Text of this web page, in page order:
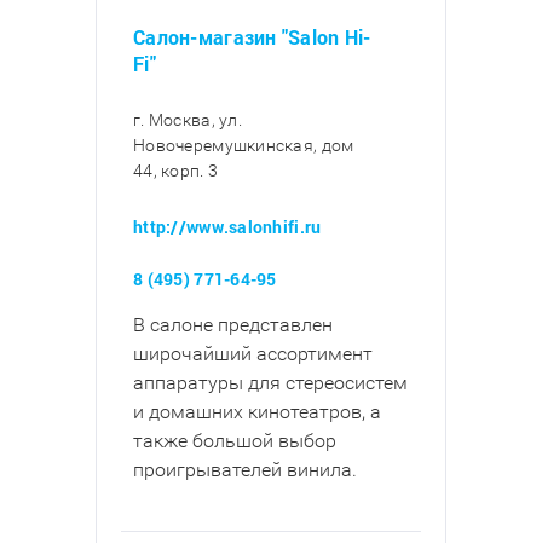
Салон-магазин "Salon Hi-
Fi"
г. Москва, ул.
Новочеремушкинская, дом
44, корп. 3
http://www.salonhifi.ru
8 (495) 771-64-95
В салоне представлен
широчайший ассортимент
аппаратуры для стереосистем
и домашних кинотеатров, а
также большой выбор
проигрывателей винила.